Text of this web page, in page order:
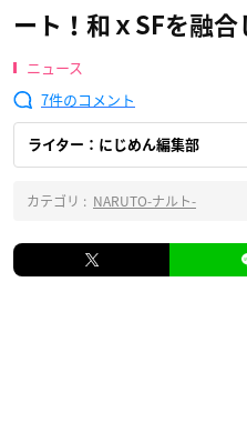
ート！和ｘSFを融合
ニュース
7
ライター：にじめん編集部
カテゴリ : NARUTO-ナルト-